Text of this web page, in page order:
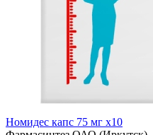
Номидес капс 75 мг x10